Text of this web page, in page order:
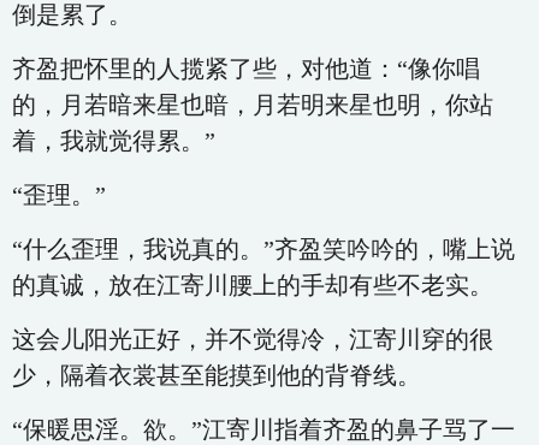
倒是累了。
齐盈把怀里的人揽紧了些，对他道：“像你唱
的，月若暗来星也暗，月若明来星也明，你站
着，我就觉得累。”
“歪理。”
“什么歪理，我说真的。”齐盈笑吟吟的，嘴上说
的真诚，放在江寄川腰上的手却有些不老实。
这会儿阳光正好，并不觉得冷，江寄川穿的很
少，隔着衣裳甚至能摸到他的背脊线。
“保暖思淫。欲。”江寄川指着齐盈的鼻子骂了一